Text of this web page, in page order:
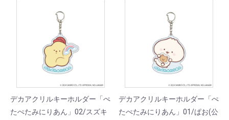
デカアクリルキーホルダー「ぺ
たぺたみにりあん」02/スズキ
デカアクリルキーホルダー「ぺ
たぺたみにりあん」01/ぱお(公